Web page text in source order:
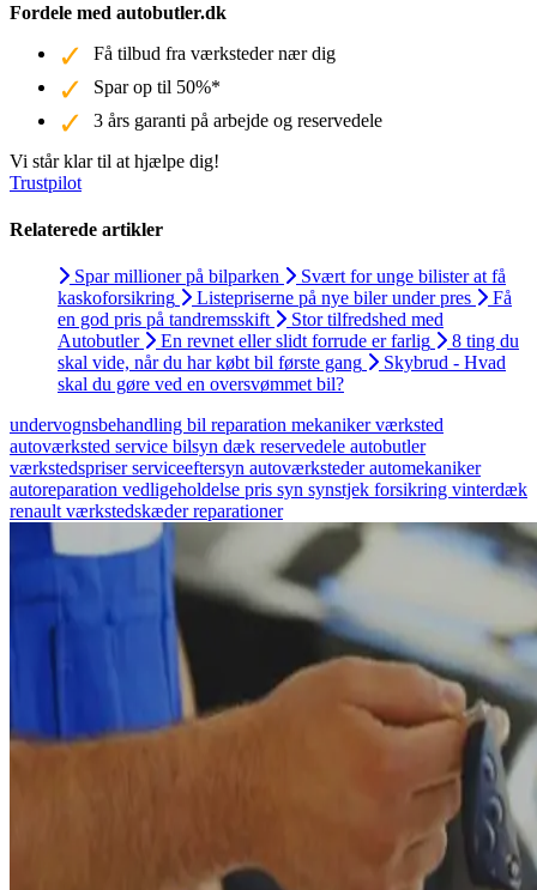
Fordele med autobutler.dk
Få tilbud fra værksteder nær dig
Spar op til 50%*
3 års garanti på arbejde og reservedele
Vi står klar til at hjælpe dig!
Trustpilot
Relaterede artikler
Spar millioner på bilparken
Svært for unge bilister at få
kaskoforsikring
Listepriserne på nye biler under pres
Få
en god pris på tandremsskift
Stor tilfredshed med
Autobutler
En revnet eller slidt forrude er farlig
8 ting du
skal vide, når du har købt bil første gang
Skybrud - Hvad
skal du gøre ved en oversvømmet bil?
undervognsbehandling bil reparation mekanikerværksted
autoværksted service bilsyn dæk reservedele autobutler
værkstedspriserserviceeftersyn autoværkstederautomekaniker
autoreparation vedligeholdelse pris syn synstjek forsikring vinterdæk
renault værkstedskæderreparationer